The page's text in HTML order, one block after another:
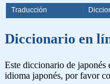
Traducción
Diccionario en
Este diccionario de
idioma japonés, por favor